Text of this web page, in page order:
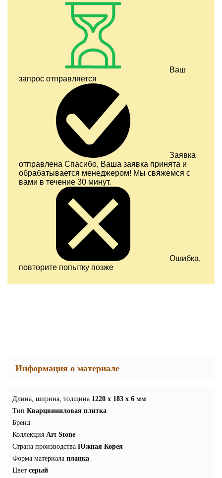
Ваш
запрос отправляется
Заявка
отправлена Спасибо, Ваша заявка принята и
обрабатывается менеджером! Мы свяжемся с
вами в течение 30 минут.
Ошибка,
повторите попытку позже
Информация о материале
Длина, ширина, толщина 1220 x 183 x 6 мм
Тип Кварцвиниловая плитка
Бренд
Коллекция Art Stone
Страна производства Южная Корея
Форма материала планка
Цвет серый